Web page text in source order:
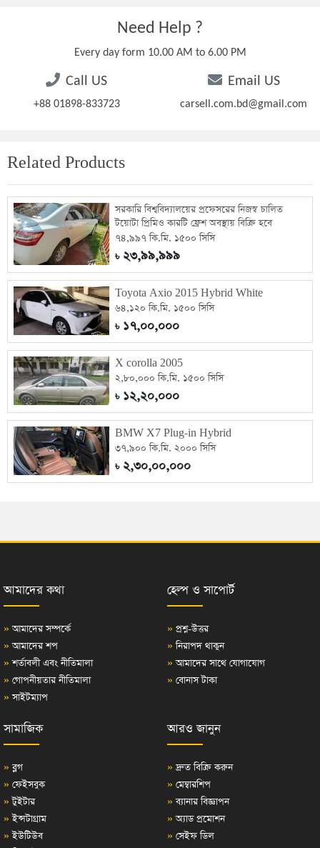
Need Help ?
Every day form 10.00 AM to 6.00 PM
Call US
+88 01898-833723
Email US
carsell.com.bd@gmail.com
Related Products
সরকারি বিশ্ববিদ্যালয়ের প্রফেসরের নিজস্ব চালিত
টয়োটা প্রিমিও কারটি ফ্রেশ অবস্থায় বিক্রি হবে
৭৪,৯৯৭ কি.মি. ১৫০০ সিসি
৳২৩,৯৯,৯৯৯
Toyota Axio 2015 Hybrid White
৬৪,১২০ কি.মি. ১৫০০ সিসি
৳১৭,০০,০০০
X corolla 2005
২,৮০,০০০ কি.মি. ১৫০০ সিসি
৳১২,২০,০০০
BMW X7 Plug-in Hybrid
৩৭,৯০০ কি.মি. ২০০০ সিসি
৳২,৩০,০০,০০০
আমাদের কথা
» আমাদের সম্পর্কে
» আমাদের শপ
» শর্তাবলী এবং নীতিমালা
» গোপনীয়তার নীতিমালা
» সাইটম্যাপ
হেল্প ও সাপোর্ট
» প্রশ্ন-উত্তর
» নিরাপদ থাকুন
» আমাদের সাথে যোগাযোগ
» বোনাস টাকা
সামাজিক
» ব্লগ
» ফেইসবুক
» টুইটার
» ইন্সটাগ্রাম
» ইউটিউব
আরও জানুন
» দ্রুত বিক্রি করুন
» মেম্বারশিপ
» ব্যানার বিজ্ঞাপন
» অ্যাড প্রমোশন
» সেইফ ডিল